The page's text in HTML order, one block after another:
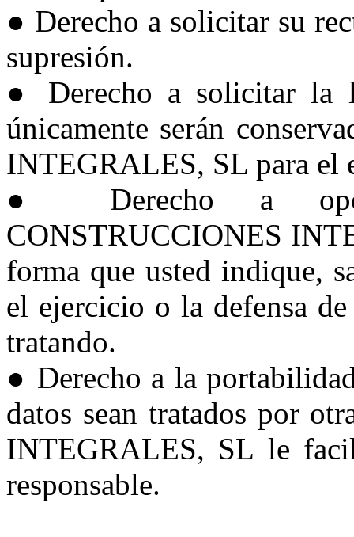
● Derecho a solicitar su
supresión.
● Derecho a solicitar la
únicamente serán
INTEGRALES, SL para el
● Derecho a
CONSTRUCCIONES
forma que usted indique,
el ejercicio o la defensa
tratando.
● Derecho a la
datos sean tratados por
INTEGRALES, SL le
responsable.